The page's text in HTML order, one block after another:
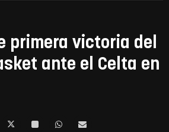
primera victoria del
ante el Celta en